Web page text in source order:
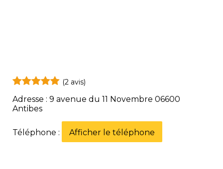
(2 avis)
Adresse : 9 avenue du 11 Novembre 06600
Antibes
Téléphone : Afficher le téléphone